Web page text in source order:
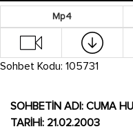
Mp4
Sohbet Kodu: 105731
SOHBETİN ADI: CUMA
TARİHİ: 21.02.2003